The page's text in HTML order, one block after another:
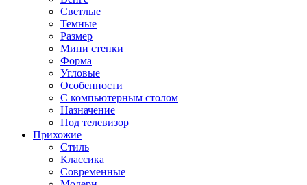
Светлые
Темные
Размер
Мини стенки
Форма
Угловые
Особенности
С компьютерным столом
Назначение
Под телевизор
Прихожие
Стиль
Классика
Современные